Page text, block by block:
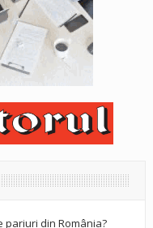
pariuri din România?